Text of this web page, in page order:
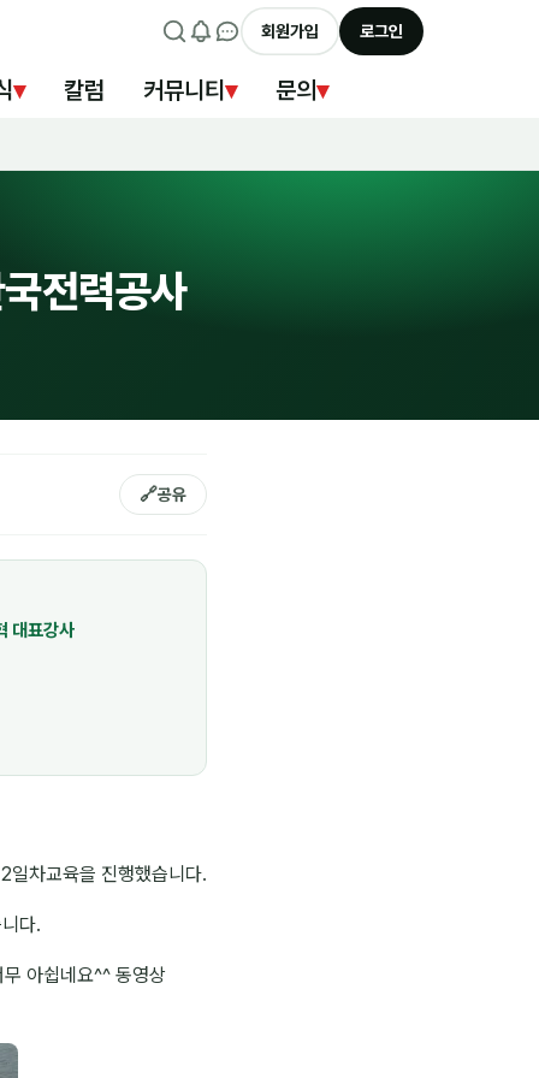
회원가입 로그인
▾ 칼럼 커뮤니티 ▾ 문의▾
전력공사
🔗공유
대표강사
일차교육을 진행했습니다.
다.
아쉽네요^^ 동영상